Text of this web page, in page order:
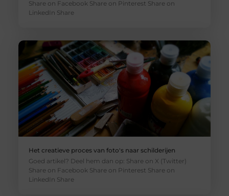
Share on Facebook Share on Pinterest Share on
LinkedIn Share
Het creatieve proces van foto's naar schilderijen
Goed artikel? Deel hem dan op: Share on X (Twitter)
Share on Facebook Share on Pinterest Share on
LinkedIn Share